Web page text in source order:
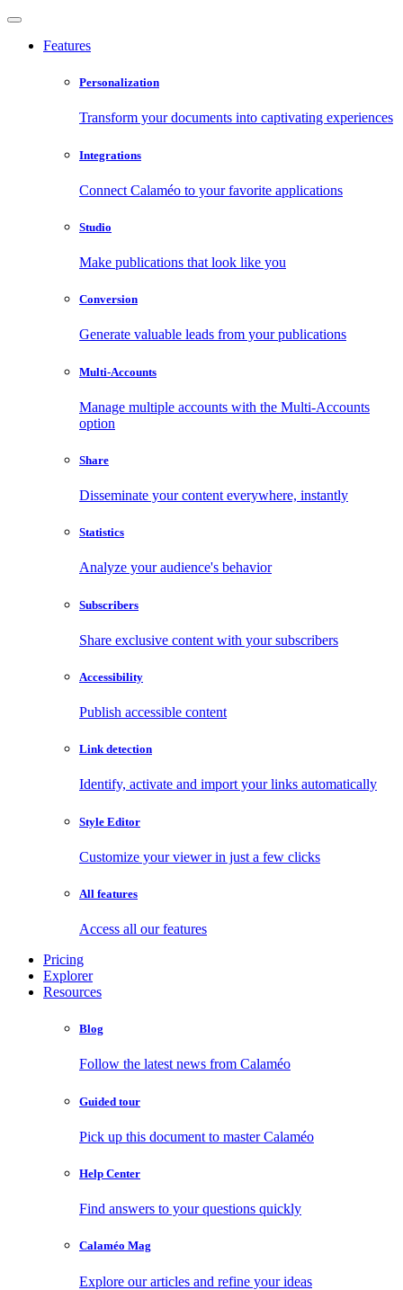
Features
Personalization
Transform your documents into captivating experiences
Integrations
Connect Calaméo to your favorite applications
Studio
Make publications that look like you
Conversion
Generate valuable leads from your publications
Multi-Accounts
Manage multiple accounts with the Multi-Accounts
option
Share
Disseminate your content everywhere, instantly
Statistics
Analyze your audience's behavior
Subscribers
Share exclusive content with your subscribers
Accessibility
Publish accessible content
Link detection
Identify, activate and import your links automatically
Style Editor
Customize your viewer in just a few clicks
All features
Access all our features
Pricing
Explorer
Resources
Blog
Follow the latest news from Calaméo
Guided tour
Pick up this document to master Calaméo
Help Center
Find answers to your questions quickly
Calaméo Mag
Explore our articles and refine your ideas